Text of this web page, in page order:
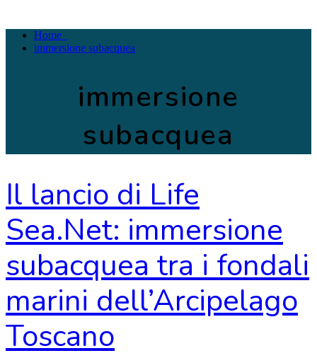
Home
immersione subacquea
immersione
subacquea
Nessun commento
Il lancio di Life
Sea.Net: immersione
subacquea tra i fondali
marini dell’Arcipelago
Toscano